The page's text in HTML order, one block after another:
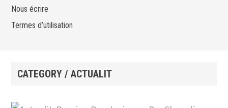
Nous écrire
Termes d’utilisation
CATEGORY / ACTUALIT